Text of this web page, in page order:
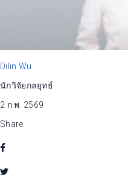
Dilin Wu
นักวิจัยกลยุทธ์
2 ก.พ. 2569
Share